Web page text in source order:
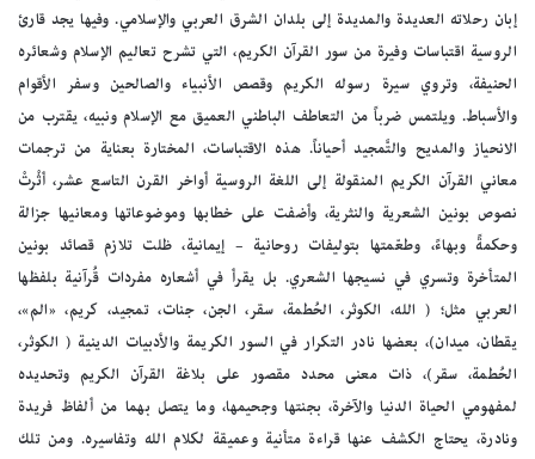
إبان رحلاته العديدة والمديدة إلى بلدان الشرق العربي والإسلامي. وفيها يجد قارئ
الروسية اقتباسات وفيرة من سور القرآن الكريم، التي تشرح تعاليم الإسلام وشعائره
الحنيفة، وتروي سيرة رسوله الكريم وقصص الأنبياء والصالحين وسفر الأقوام
والأسباط. ويلتمس ضرباً من التعاطف الباطني العميق مع الإسلام ونبيه، يقترب من
الانحياز والمديح والتَّمجيد أحياناً. هذه الاقتباسات، المختارة بعناية من ترجمات
معاني القرآن الكريم المنقولة إلى اللغة الروسية أواخر القرن التاسع عشر، أثْرتْ
نصوص بونين الشعرية والنثرية، وأضفت على خطابها وموضوعاتها ومعانيها جزالة
وحكمةً وبهاءً، وطعّمتها بتوليفات روحانية – إيمانية، ظلت تلازم قصائد بونين
المتأخرة وتسري في نسيجها الشعري. بل يقرأ في أشعاره مفردات قُرآنية بلفظها
العربي مثل؛ ( الله، الكوثر، الحُطمة، سقر، الجن، جنات، تمجيد، كريم، «الم»،
يقطان، ميدان)، بعضها نادر التكرار في السور الكريمة والأدبيات الدينية ( الكوثر،
الحُطمة، سقر)، ذات معنى محدد مقصور على بلاغة القرآن الكريم وتحديده
لمفهومي الحياة الدنيا والآخرة، بجنتها وجحيمها، وما يتصل بهما من ألفاظ فريدة
ونادرة، يحتاج الكشف عنها قراءة متأنية وعميقة لكلام الله وتفاسيره. ومن تلك